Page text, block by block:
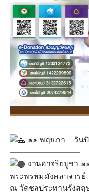
๑๑ พฤษภา – วัน
—————————
งานอาจริยบูชา
พระพรหมมังคลาจาร
ณ วัดชลประทานรังสฤ